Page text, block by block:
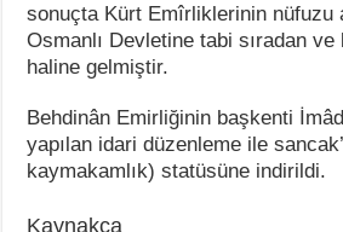
sonuçta Kürt Emîrliklerinin nüfuzu
Osmanlı Devletine tabi sıradan
haline gelmiştir.
Behdinân Emirliğinin başkenti
yapılan idari düzenleme ile
kaymakamlık) statüsüne indirildi.
Kaynakça